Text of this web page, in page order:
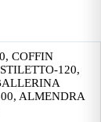
COFFIN
120,
ALMENDRA